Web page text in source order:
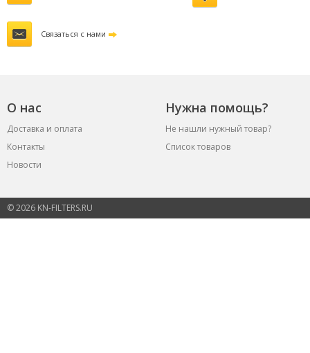
Связаться с нами
О нас Нужна помощь?
Доставка и оплата
Не нашли нужный товар?
Контакты
Список товаров
Новости
© 2026 KN-FILTERS.RU